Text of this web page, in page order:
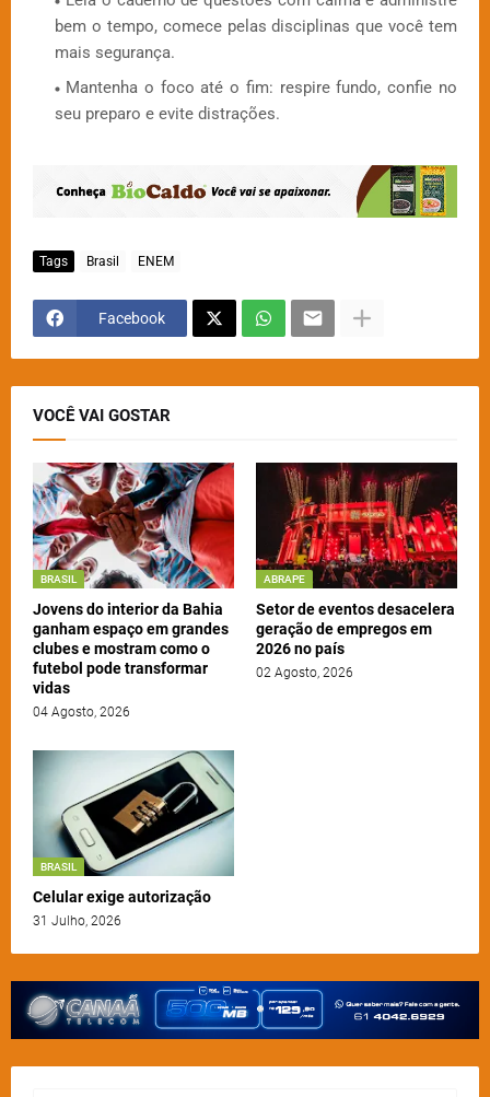
bem o tempo, comece pelas disciplinas que você tem
mais segurança.
Mantenha o foco até o fim: respire fundo, confie no
seu preparo e evite distrações.
Tags Brasil ENEM
Facebook
VOCÊ VAI GOSTAR
BRASIL
Jovens do interior da Bahia
ganham espaço em grandes
clubes e mostram como o
futebol pode transformar
vidas
04 Agosto, 2026
ABRAPE
Setor de eventos desacelera
geração de empregos em
2026 no país
02 Agosto, 2026
BRASIL
Celular exige autorização
31 Julho, 2026